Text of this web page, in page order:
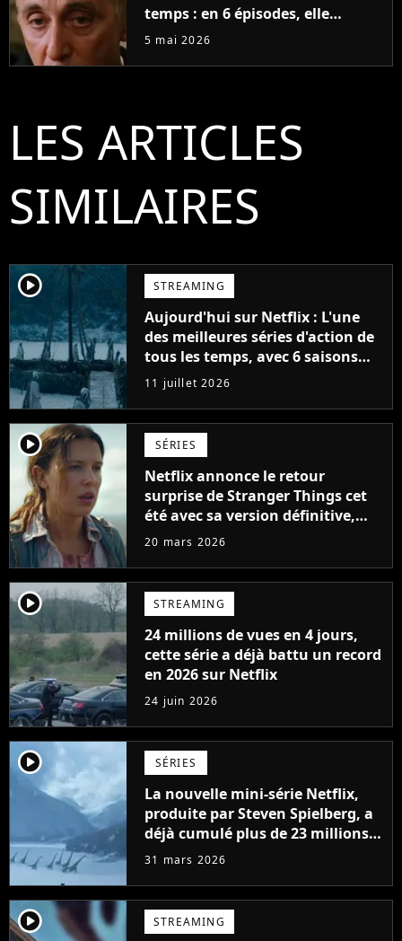
temps : en 6 épisodes, elle
accomplit plus que d'autres
5 mai 2026
LES ARTICLES
SIMILAIRES
player2 STREAMING
Aujourd'hui sur Netflix : L'une
des meilleures séries d'action de
tous les temps, avec 6 saisons
parfaites
11 juillet 2026
player2 SÉRIES
Netflix annonce le retour
surprise de Stranger Things cet
été avec sa version définitive,
une décision historique
20 mars 2026
player2 STREAMING
24 millions de vues en 4 jours,
cette série a déjà battu un record
en 2026 sur Netflix
24 juin 2026
player2 SÉRIES
La nouvelle mini-série Netflix,
produite par Steven Spielberg, a
déjà cumulé plus de 23 millions
de vues
31 mars 2026
player2 STREAMING